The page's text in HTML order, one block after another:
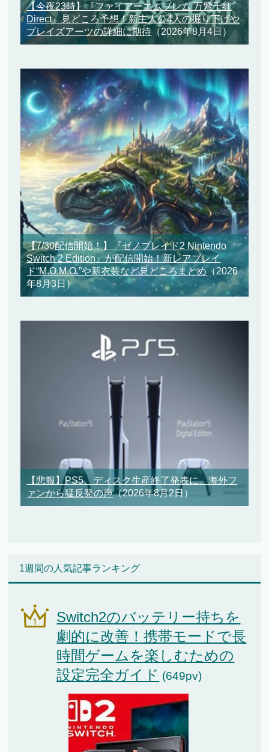
【今夜23時】『ファイアーエムブレム 万紫千紅
Direct』見どころ予想！新主人公4人の掘り下げや
ブレイズアーツの詳細に期待 （2026年8月4日）
【7/30配信開始！】『ゼノブレイド2 Nintendo
Switch 2 Edition』が配信開始！新レアブレイ
ド“M.O.M.O.”や新衣装など見どころまとめ（2026
年8月3日）
【悲報】PS5、ディスク生産終了発表に、海外フ
ァンから猛反発の声（2026年8月2日）
1週間の人気記事ランキング
Switch2のバッテリー持ちを
劇的に改善！携帯モードで長
時間ゲームを楽しむための
設定完全ガイド (649pv)